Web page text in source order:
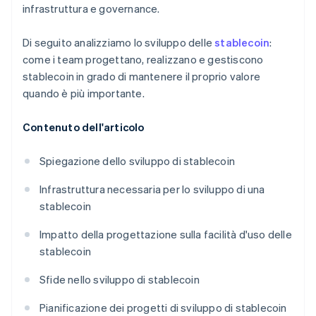
infrastruttura e governance.
Di seguito analizziamo lo sviluppo delle stablecoin:
come i team progettano, realizzano e gestiscono
stablecoin in grado di mantenere il proprio valore
quando è più importante.
Contenuto dell'articolo
Spiegazione dello sviluppo di stablecoin
Infrastruttura necessaria per lo sviluppo di una
stablecoin
Impatto della progettazione sulla facilità d'uso delle
stablecoin
Sfide nello sviluppo di stablecoin
Pianificazione dei progetti di sviluppo di stablecoin